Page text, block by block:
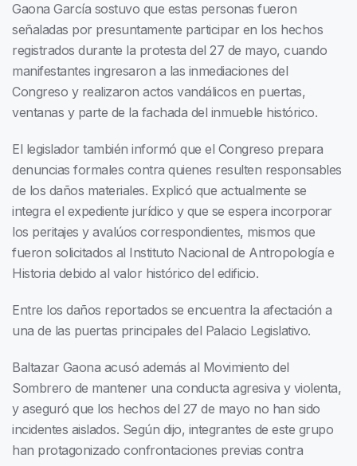
Gaona García sostuvo que estas personas fueron
señaladas por presuntamente participar en los hechos
registrados durante la protesta del 27 de mayo, cuando
manifestantes ingresaron a las inmediaciones del
Congreso y realizaron actos vandálicos en puertas,
ventanas y parte de la fachada del inmueble histórico.
El legislador también informó que el Congreso prepara
denuncias formales contra quienes resulten responsables
de los daños materiales. Explicó que actualmente se
integra el expediente jurídico y que se espera incorporar
los peritajes y avalúos correspondientes, mismos que
fueron solicitados al Instituto Nacional de Antropología e
Historia debido al valor histórico del edificio.
Entre los daños reportados se encuentra la afectación a
una de las puertas principales del Palacio Legislativo.
Baltazar Gaona acusó además al Movimiento del
Sombrero de mantener una conducta agresiva y violenta,
y aseguró que los hechos del 27 de mayo no han sido
incidentes aislados. Según dijo, integrantes de este grupo
han protagonizado confrontaciones previas contra